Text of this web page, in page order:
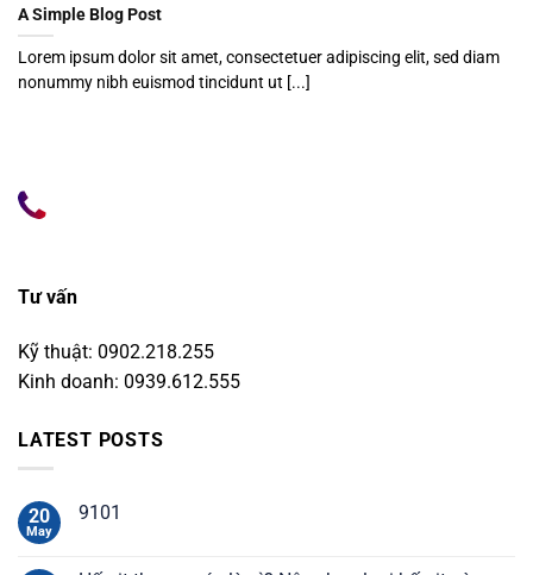
A Simple Blog Post
Lorem ipsum dolor sit amet, consectetuer adipiscing elit, sed diam
nonummy nibh euismod tincidunt ut [...]
Tư vấn
Kỹ thuật: 0902.218.255
Kinh doanh: 0939.612.555
LATEST POSTS
20
May
9101